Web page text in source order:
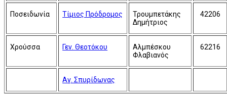
Ποσειδωνία Τίμιος Πρόδρομος
Τρουμπετάκης
Δημήτριος
42206
Χρούσσα Γεν. Θεοτόκου
Αλμπέσκου
Φλαβιανός
62216
Αγ. Σπυρίδωνας